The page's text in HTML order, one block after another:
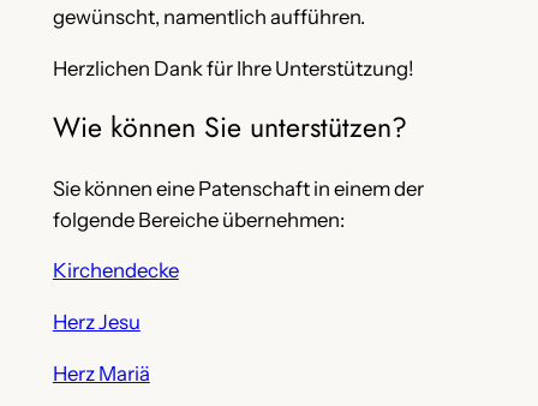
gewünscht, namentlich aufführen.
Herzlichen Dank für Ihre Unterstützung!
Wie können Sie unterstützen?
Sie können eine Patenschaft in einem der
folgende Bereiche übernehmen:
Kirchendecke
Herz Jesu
Herz Mariä